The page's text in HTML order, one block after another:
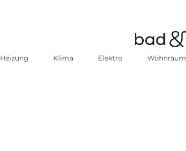
Heizung Klima Elektro Wohnraum